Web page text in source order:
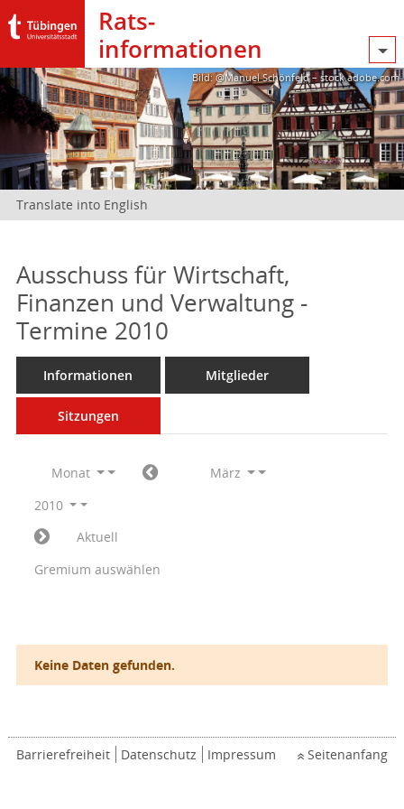
Rats­
informationen
Bild: @Manuel Schönfeld – stock.adobe.com
Translate into English
Ausschuss für Wirtschaft,
Finanzen und Verwaltung -
Termine 2010
Informationen Mitglieder
Sitzungen
Monat
März
2010
Aktuell
Gremium auswählen
Keine Daten gefunden.
Barrierefreiheit Datenschutz Impressum Seitenanfang